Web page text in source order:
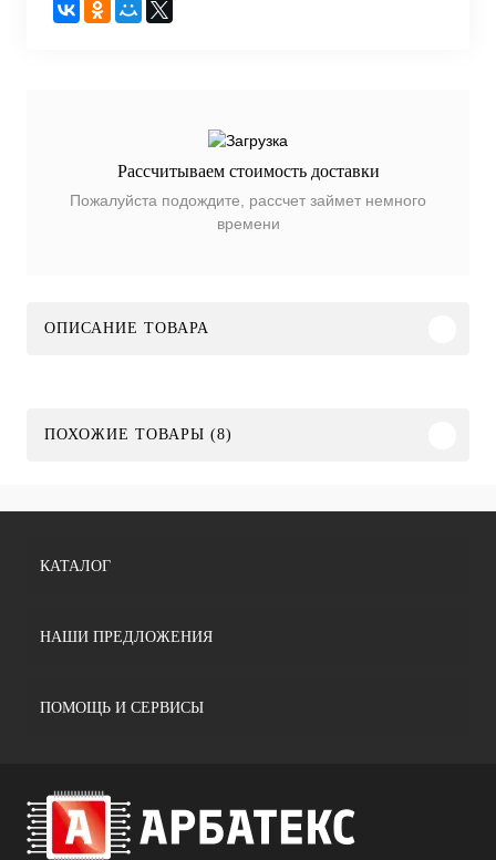
Рассчитываем стоимость доставки
Пожалуйста подождите, рассчет займет немного
времени
ОПИСАНИЕ ТОВАРА
ПОХОЖИЕ ТОВАРЫ (8)
КАТАЛОГ
НАШИ ПРЕДЛОЖЕНИЯ
ПОМОЩЬ И СЕРВИСЫ